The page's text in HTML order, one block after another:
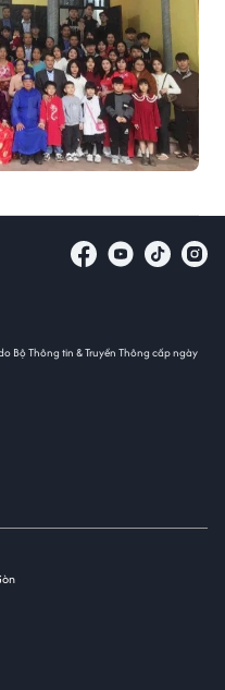
Bộ Thông tin & Truyền Thông cấp ngày